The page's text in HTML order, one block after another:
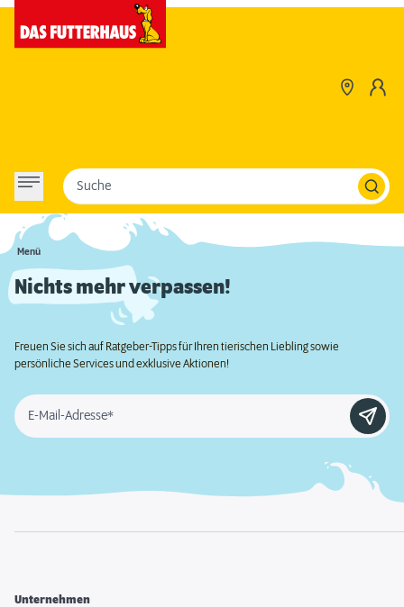
Menü
Suche
Nichts mehr verpassen!
Freuen Sie sich auf Ratgeber-Tipps für Ihren tierischen Liebling sowie
persönliche Services und exklusive Aktionen!
E-Mail-Adresse*
Unternehmen